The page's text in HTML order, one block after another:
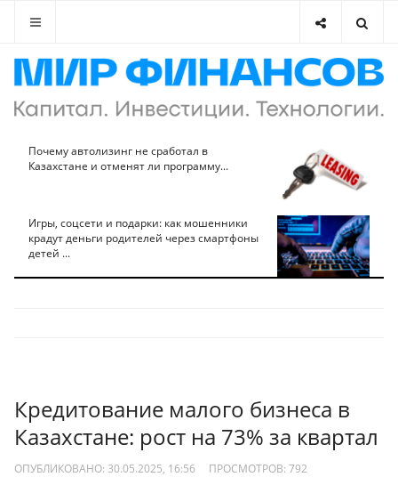
Почему автолизинг не сработал в
Казахстане и отменят ли программу...
Игры, соцсети и подарки: как мошенники
крадут деньги родителей через смартфоны
детей ...
Кредитование малого бизнеса в
Казахстане: рост на 73% за квартал
ОПУБЛИКОВАНО: 30.05.2025, 16:56 ПРОСМОТРОВ: 792